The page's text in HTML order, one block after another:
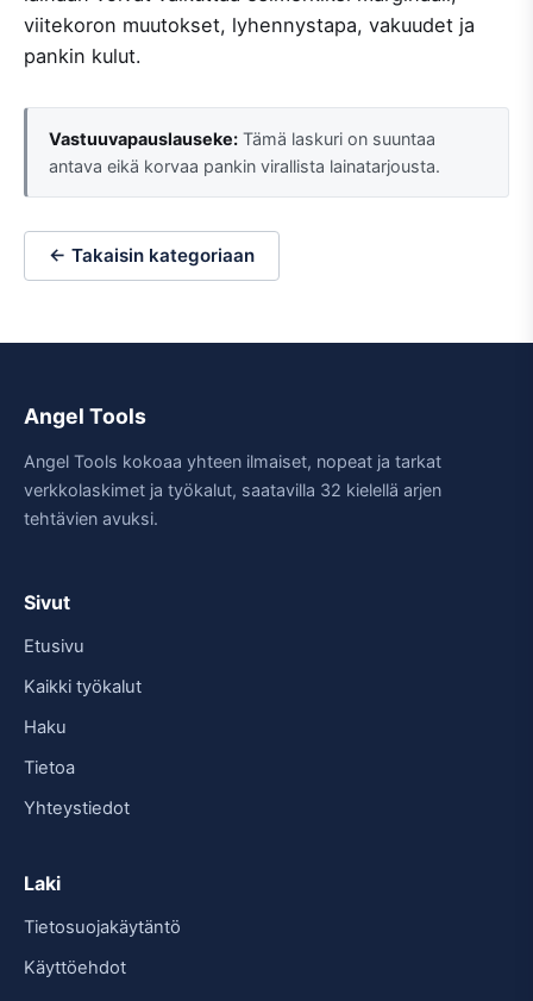
viitekoron muutokset, lyhennystapa, vakuudet ja
pankin kulut.
Vastuuvapauslauseke: Tämä laskuri on suuntaa
antava eikä korvaa pankin virallista lainatarjousta.
← Takaisin kategoriaan
Angel Tools
Angel Tools kokoaa yhteen ilmaiset, nopeat ja tarkat
verkkolaskimet ja työkalut, saatavilla 32 kielellä arjen
tehtävien avuksi.
Sivut
Etusivu
Kaikki työkalut
Haku
Tietoa
Yhteystiedot
Laki
Tietosuojakäytäntö
Käyttöehdot